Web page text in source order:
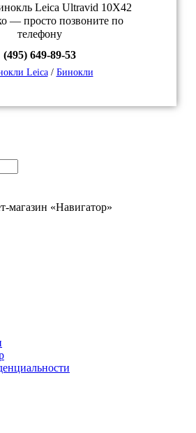
Leica Ultravid 10X42
— просто позвоните по
телефону
(495) 649-89-53
Leica/ Бинокли
магазин «Навигатор»